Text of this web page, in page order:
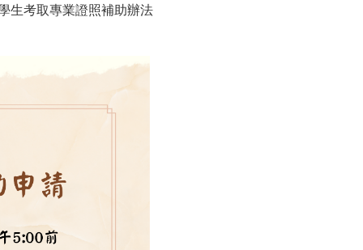
生考取專業證照補助辦法